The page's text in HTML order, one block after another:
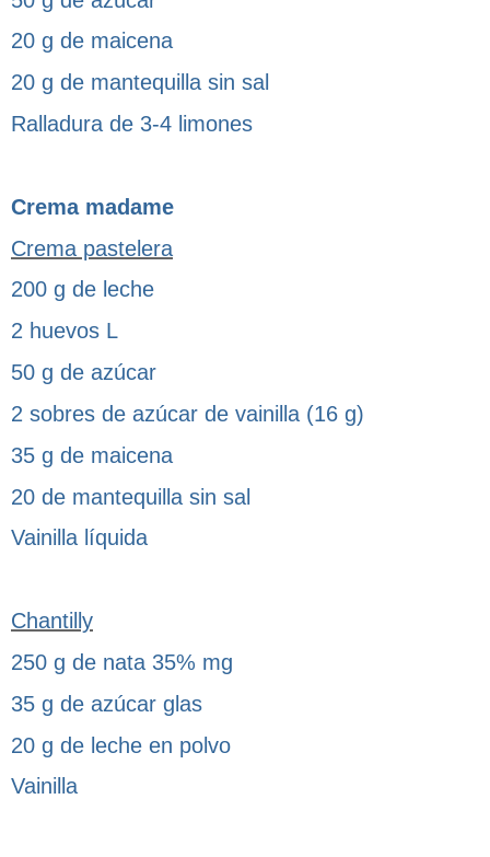
20 g de maicena
20 g de mantequilla sin sal
Ralladura de 3-4 limones
Crema madame
Crema pastelera
200 g de leche
2 huevos L
50 g de azúcar
2 sobres de azúcar de vainilla (16 g)
35 g de maicena
20 de mantequilla sin sal
Vainilla líquida
Chantilly
250 g de nata 35% mg
35 g de azúcar glas
20 g de leche en polvo
Vainilla